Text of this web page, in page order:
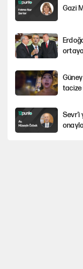
Gazi
ortaya
tacize
Sevr’i